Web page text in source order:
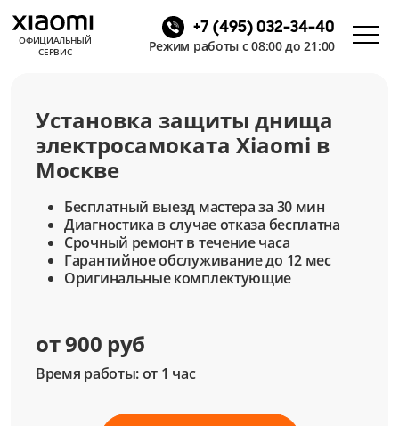
ОФИЦИАЛЬНЫЙ
СЕРВИС
+7 (495) 032-34-40
Режим работы с 08:00 до 21:00
Установка защиты днища
электросамоката Xiaomi в
Москве
Бесплатный выезд мастера за 30 мин
Диагностика в случае отказа бесплатна
Срочный ремонт в течение часа
Гарантийное обслуживание до 12 мес
Оригинальные комплектующие
от 900 руб
Время работы: от 1 час